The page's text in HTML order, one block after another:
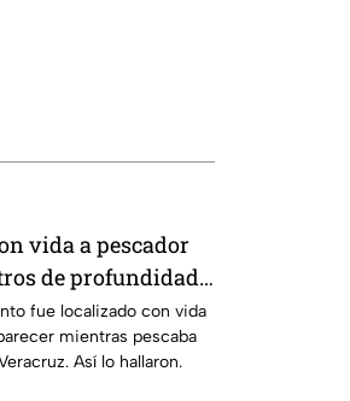
vida a pescador
de profundidad;
fue localizado con vida
mientras pescaba
Así lo hallaron.